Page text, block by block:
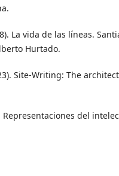
La vida de las líneas.
Hurtado.
Site-Writing: The
Representaciones del